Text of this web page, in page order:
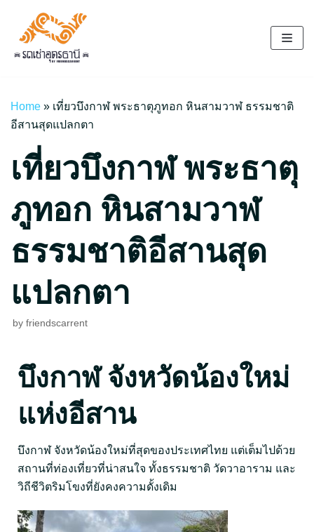
Skip
to
content
Home » เที่ยวบึงกาฬ พระธาตุภูทอก หินสามวาฬ ธรรมชาติ
อีสานสุดแปลกตา
เที่ยวบึงกาฬ พระธาตุ
ภูทอก หินสามวาฬ
ธรรมชาติอีสานสุด
แปลกตา
by friendscarrent
บึงกาฬ จังหวัดน้องใหม่
แห่งอีสาน
บึงกาฬ จังหวัดน้องใหม่ที่สุดของประเทศไทย แต่เต็มไปด้วย
สถานที่ท่องเที่ยวที่น่าสนใจ ทั้งธรรมชาติ วัดวาอาราม และ
วิถีชีวิตริมโขงที่ยังคงความดั้งเดิม